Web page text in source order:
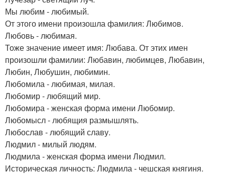
Мы любим - любимый.
От этого имени произошла фамилия: Любимов.
Любовь - любимая.
Тоже значение имеет имя: Любава. От этих имен
произошли фамилии: Любавин, любимцев, Любавин,
Любин, Любушин, любимин.
Любомила - любимая, милая.
Любомир - любящий мир.
Любомира - женская форма имени Любомир.
Любомысл - любящия размышлять.
Любослав - любящий славу.
Людмил - милый людям.
Людмила - женская форма имени Людмил.
Историческая личность: Людмила - чешская княгиня.